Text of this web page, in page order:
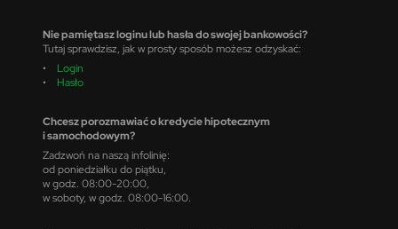
Nie pamiętasz loginu lub hasła do swojej bankowości?
Tutaj sprawdzisz, jak w prosty sposób możesz odzyskać:
• Login
• Hasło
Chcesz porozmawiać o kredycie hipotecznym
i samochodowym?
Zadzwoń na naszą infolinię:
od poniedziałku do piątku,
w godz. 08:00-20:00,
w soboty, w godz. 08:00-16:00.